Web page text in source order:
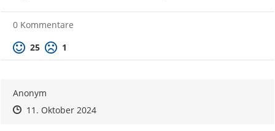
0 Kommentare
Positive Bewertung
25 Negative Bewertung
1
Anonym
Zeitpunkt des Erstellens
Zeitpunkt des Erstellens
11. Oktober 2024Zur Äußerung